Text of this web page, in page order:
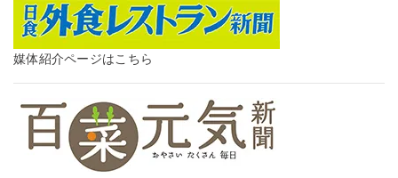
媒体紹介ページはこちら